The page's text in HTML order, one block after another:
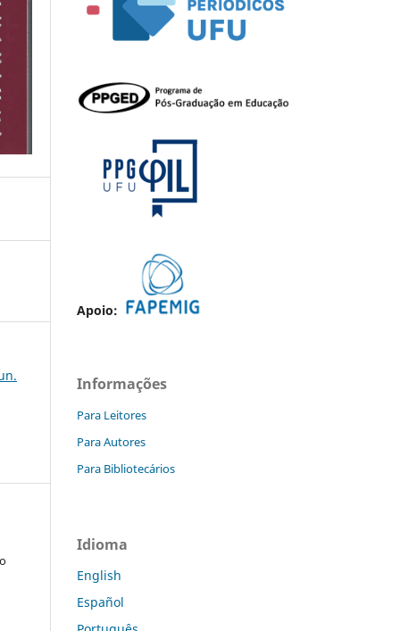
Apoio:
Informações
Para Leitores
Para Autores
Para Bibliotecários
Idioma
English
Español